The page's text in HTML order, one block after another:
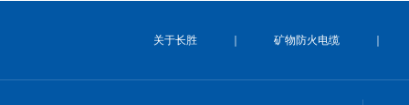
关于长胜 矿物防火电缆